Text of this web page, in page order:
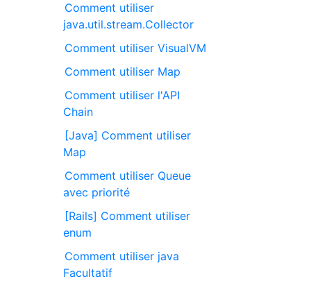
Comment utiliser
java.util.stream.Collector
Comment utiliser VisualVM
Comment utiliser Map
Comment utiliser l'API
Chain
[Java] Comment utiliser
Map
Comment utiliser Queue
avec priorité
[Rails] Comment utiliser
enum
Comment utiliser java
Facultatif